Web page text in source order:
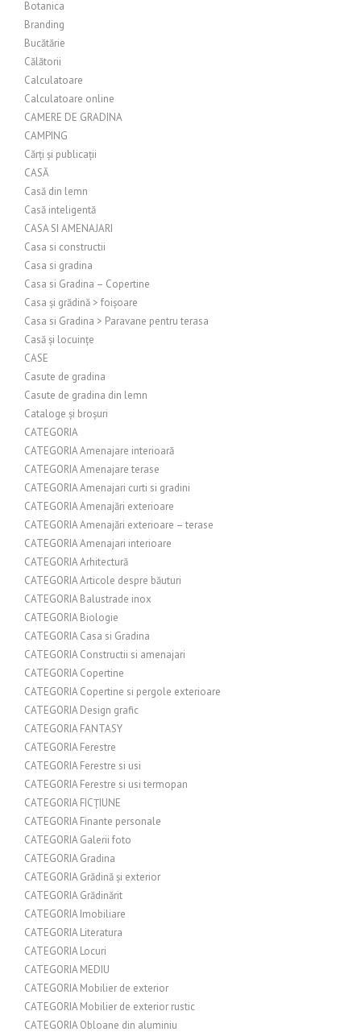
Botanica
Branding
Bucătărie
Călătorii
Calculatoare
Calculatoare online
CAMERE DE GRADINA
CAMPING
Cărți și publicații
CASĂ
Casă din lemn
Casă inteligentă
CASA SI AMENAJARI
Casa si constructii
Casa si gradina
Casa si Gradina – Copertine
Casa și grădină > foișoare
Casa si Gradina > Paravane pentru terasa
Casă și locuințe
CASE
Casute de gradina
Casute de gradina din lemn
Cataloge și broșuri
CATEGORIA
CATEGORIA Amenajare interioară
CATEGORIA Amenajare terase
CATEGORIA Amenajari curti si gradini
CATEGORIA Amenajări exterioare
CATEGORIA Amenajări exterioare – terase
CATEGORIA Amenajari interioare
CATEGORIA Arhitectură
CATEGORIA Articole despre băuturi
CATEGORIA Balustrade inox
CATEGORIA Biologie
CATEGORIA Casa si Gradina
CATEGORIA Constructii si amenajari
CATEGORIA Copertine
CATEGORIA Copertine si pergole exterioare
CATEGORIA Design grafic
CATEGORIA FANTASY
CATEGORIA Ferestre
CATEGORIA Ferestre si usi
CATEGORIA Ferestre si usi termopan
CATEGORIA FICȚIUNE
CATEGORIA Finante personale
CATEGORIA Galerii foto
CATEGORIA Gradina
CATEGORIA Grădină și exterior
CATEGORIA Grădinărit
CATEGORIA Imobiliare
CATEGORIA Literatura
CATEGORIA Locuri
CATEGORIA MEDIU
CATEGORIA Mobilier de exterior
CATEGORIA Mobilier de exterior rustic
CATEGORIA Obloane din aluminiu